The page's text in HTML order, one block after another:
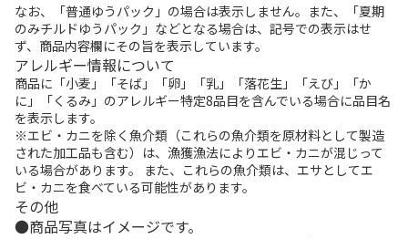
なお、「普通ゆうパック」の場合は表示しません。また、「夏期
のみチルドゆうパック」などとなる場合は、記号での表示はせ
ず、商品内容欄にその旨を表示しています。
アレルギー情報について
商品に「小麦」「そば」「卵」「乳」「落花生」「えび」「か
に」「くるみ」のアレルギー特定8品目を含んでいる場合に品目名
を表示します。
※エビ・カニを除く魚介類（これらの魚介類を原材料として製造
された加工品も含む）は、漁獲漁法によりエビ・カニが混じって
いる場合があります。 また、これらの魚介類は、エサとしてエ
ビ・カニを食べている可能性があります。
その他
商品写真はイメージです。